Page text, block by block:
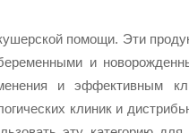
помощи. Эти
и
и эффективным
клиник и